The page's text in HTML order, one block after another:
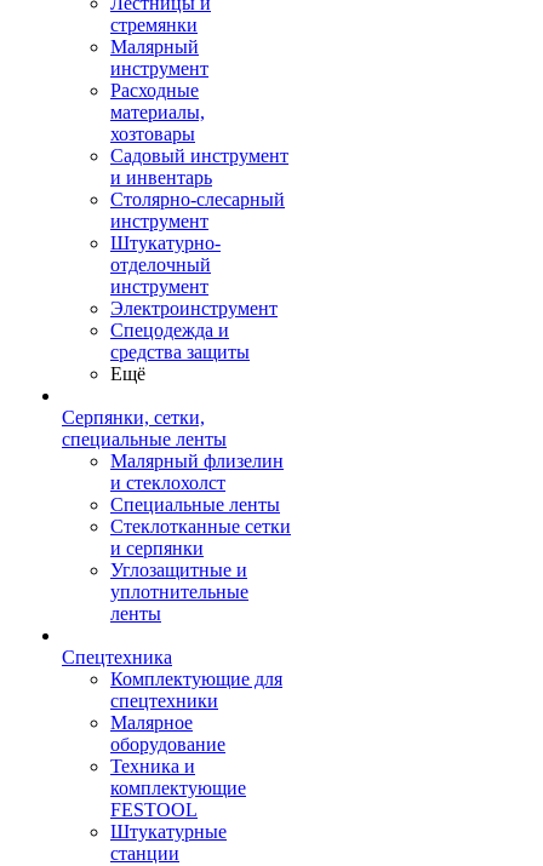
стремянки
Малярный
инструмент
Расходные
материалы,
хозтовары
Садовый инструмент
и инвентарь
Столярно-слесарный
инструмент
Штукатурно-
отделочный
инструмент
Электроинструмент
Спецодежда и
средства защиты
Ещё
Серпянки, сетки,
специальные ленты
Малярный флизелин
и стеклохолст
Специальные ленты
Стеклотканные сетки
и серпянки
Углозащитные и
уплотнительные
ленты
Спецтехника
Комплектующие для
спецтехники
Малярное
оборудование
Техника и
комплектующие
FESTOOL
Штукатурные
станции